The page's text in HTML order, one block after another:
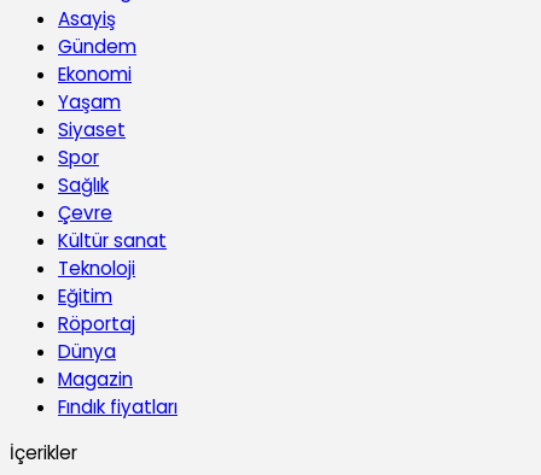
Asayiş
Gündem
Ekonomi
Yaşam
Siyaset
Spor
Sağlık
Çevre
Kültür sanat
Teknoloji
Eğitim
Röportaj
Dünya
Magazin
Fındık fiyatları
İçerikler